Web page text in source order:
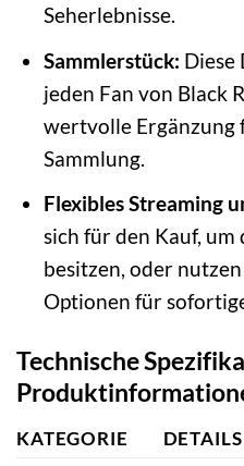
Seherlebnisse.
Sammlerstück: Diese
jeden Fan von Black
wertvolle Ergänzung
Sammlung.
Flexibles Streaming
sich für den Kauf,
besitzen, oder
Optionen für
Technische
KATEGORIE
DETAILS